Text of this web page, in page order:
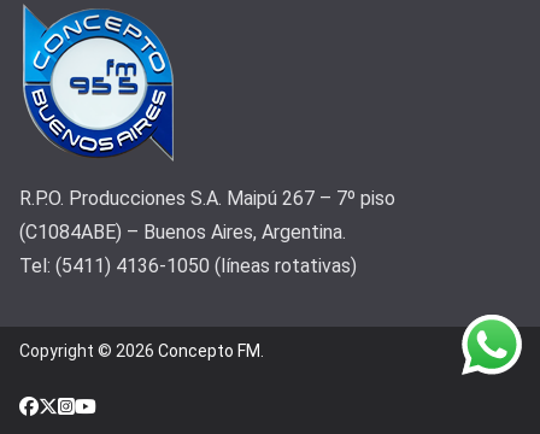
R.P.O. Producciones S.A. Maipú 267 – 7º piso
(C1084ABE) – Buenos Aires, Argentina.
Tel: (5411) 4136-1050 (líneas rotativas)
Copyright © 2026 Concepto FM.